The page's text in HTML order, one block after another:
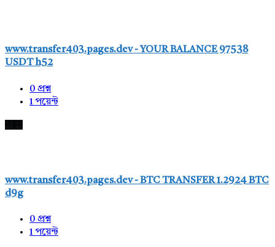
www.transfer403.pages.dev - YOUR BALANCE 97538
USDT h52
0 প্রশ্ন
1পয়েন্ট
www.transfer403.pages.dev - BTC TRANSFER 1.2924 BTC
d9g
0 প্রশ্ন
1পয়েন্ট